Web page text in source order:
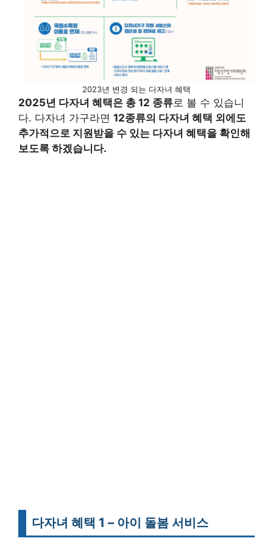
2023년 변경 되는 다자녀 혜택
2025년 다자녀 혜택은 총 12 종류로 볼 수 있습니
다. 다자녀 가구라면 12종류의 다자녀 혜택 외에도
추가적으로 지원받을 수 있는 다자녀 혜택을 확인해
보도록 하겠습니다.
다자녀 혜택 1 – 아이 돌봄 서비스